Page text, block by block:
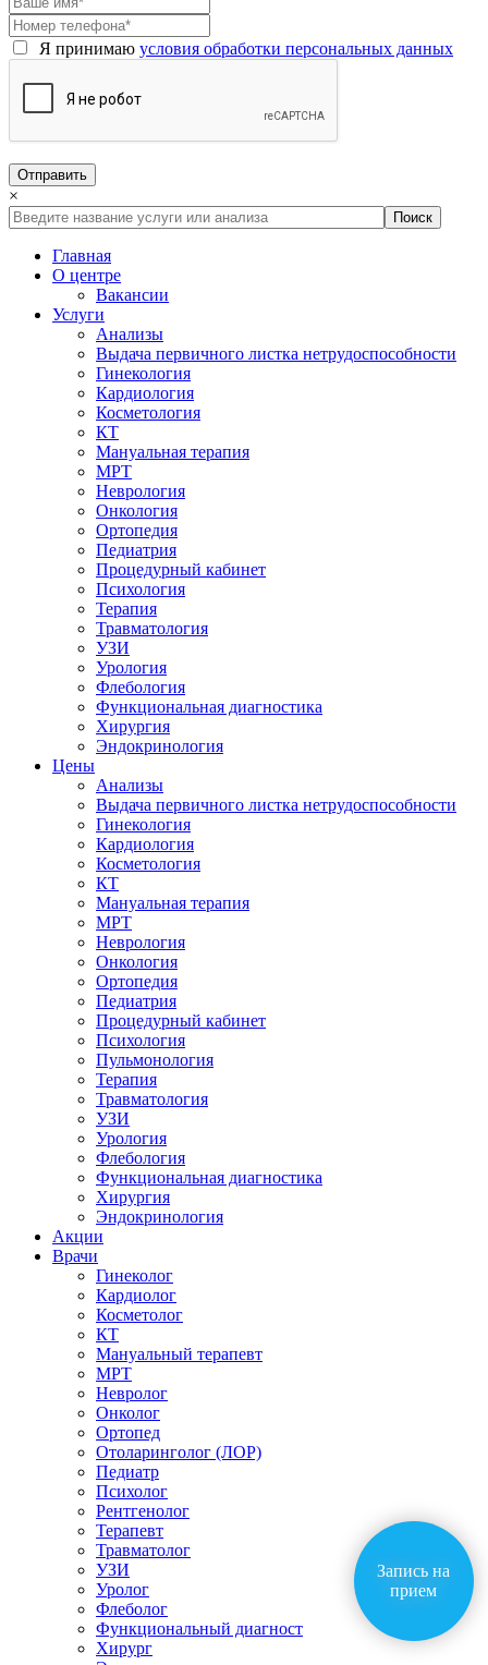
Я принимаю условия обработки персональных данных
×
Главная
О центре
Вакансии
Услуги
Анализы
Выдача первичного листка нетрудоспособности
Гинекология
Кардиология
Косметология
КТ
Мануальная терапия
МРТ
Неврология
Онкология
Ортопедия
Педиатрия
Процедурный кабинет
Психология
Терапия
Травматология
УЗИ
Урология
Флебология
Функциональная диагностика
Хирургия
Эндокринология
Цены
Анализы
Выдача первичного листка нетрудоспособности
Гинекология
Кардиология
Косметология
КТ
Мануальная терапия
МРТ
Неврология
Онкология
Ортопедия
Педиатрия
Процедурный кабинет
Психология
Пульмонология
Терапия
Травматология
УЗИ
Урология
Флебология
Функциональная диагностика
Хирургия
Эндокринология
Акции
Врачи
Гинеколог
Кардиолог
Косметолог
КТ
Мануальный терапевт
МРТ
Невролог
Онколог
Ортопед
Отоларинголог (ЛОР)
Педиатр
Психолог
Рентгенолог
Терапевт
Травматолог
УЗИ
Уролог
Флеболог
Функциональный диагност
Хирург
Запись на
прием